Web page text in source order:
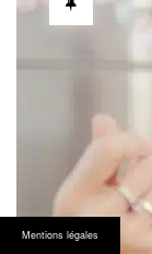
Mentions légales